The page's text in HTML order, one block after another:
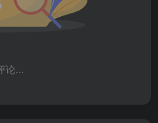
论...